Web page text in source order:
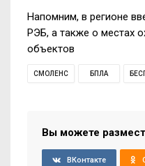
Напомним, в регионе
РЭБ, а также о местах
объектов
СМОЛЕНС БПЛА
Вы можете
ВКонтакте